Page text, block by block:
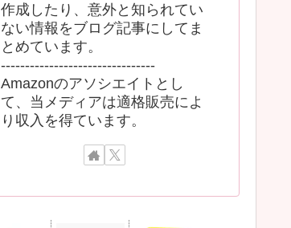
作成したり、意外と知られてい
ない情報をブログ記事にしてま
とめています。
--------------------------------
Amazonのアソシエイトとし
て、当メディアは適格販売によ
り収入を得ています。